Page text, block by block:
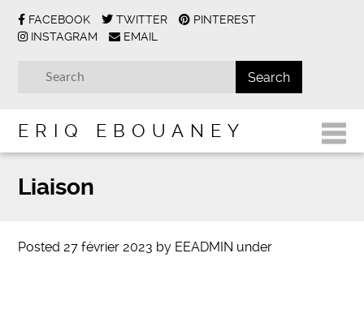
FACEBOOK TWITTER
PINTEREST
INSTAGRAM
EMAIL
ERIQ EBOUANEY
Liaison
Posted27 février 2023 by EEADMIN under